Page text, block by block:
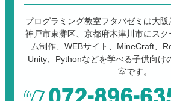
プログラミング教室フタバゼミは大阪
神戸市東灘区、京都府木津川市にス
ム制作、WEBサイト、MineCraft、
Unity、Pythonなどを学べる子供向け
室です。